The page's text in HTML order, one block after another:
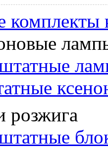
комплекты
розжига